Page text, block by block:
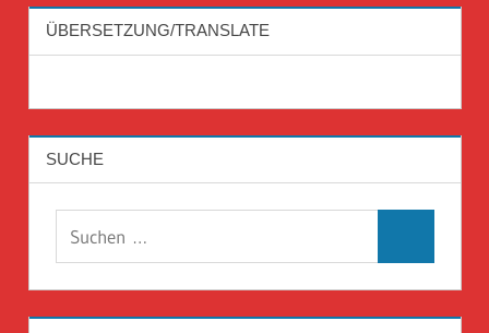
ÜBERSETZUNG/TRANSLATE
SUCHE